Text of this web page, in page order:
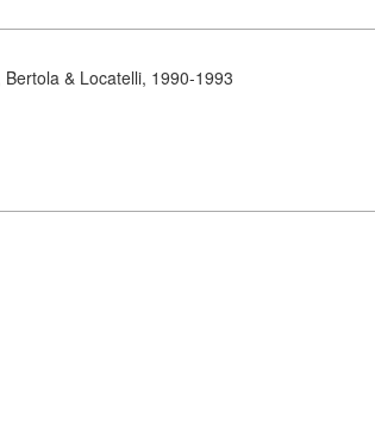
Bertola & Locatelli, 1990-1993